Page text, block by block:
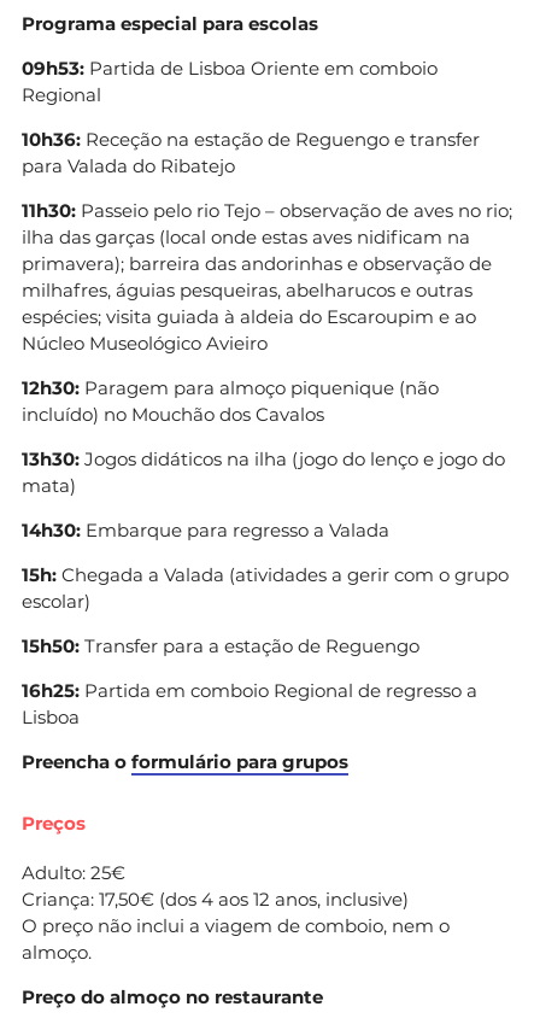
Programa especial para escolas
09h53: Partida de Lisboa Oriente em comboio
Regional
10h36: Receção na estação de Reguengo e transfer
para Valada do Ribatejo
11h30: Passeio pelo rio Tejo – observação de aves no rio;
ilha das garças (local onde estas aves nidificam na
primavera); barreira das andorinhas e observação de
milhafres, águias pesqueiras, abelharucos e outras
espécies; visita guiada à aldeia do Escaroupim e ao
Núcleo Museológico Avieiro
12h30: Paragem para almoço piquenique (não
incluído) no Mouchão dos Cavalos
13h30: Jogos didáticos na ilha (jogo do lenço e jogo do
mata)
14h30: Embarque para regresso a Valada
15h: Chegada a Valada (atividades a gerir com o grupo
escolar)
15h50: Transfer para a estação de Reguengo
16h25: Partida em comboio Regional de regresso a
Lisboa
Preencha o formulário para grupos
Preços
Adulto: 25€
Criança: 17,50€ (dos 4 aos 12 anos, inclusive)
O preço não inclui a viagem de comboio, nem o
almoço.
Preço do almoço no restaurante